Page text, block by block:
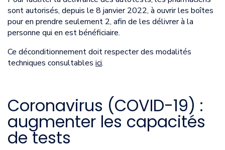
sont autorisés, depuis le 8 janvier 2022, à ouvrir les boîtes
pour en prendre seulement 2, afin de les délivrer à la
personne qui en est bénéficiaire.
Ce déconditionnement doit respecter des modalités
techniques consultables ici.
Coronavirus (COVID-19) :
augmenter les capacités
de tests